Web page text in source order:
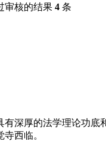
审核的结果 4 条
深厚的法学理论功底
西临。